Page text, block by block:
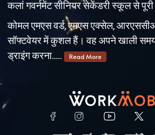
कलां गवर्नमेंट सीनियर सेकेंडरी स्कूल से पूरी
कोमल एमएस वर्ड, एमएस एक्सेल,
सॉफ्टवेयर में कुशल हैं। वह अपने खाली
ड्राइंग करना.....
Read More